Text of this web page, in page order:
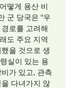
떻게 용산 비
군 당국은 “우
로를 고려해
도 주요 지역
을 것으로 생
실이 있는 용
가 있고, 관측
다녀가지 않